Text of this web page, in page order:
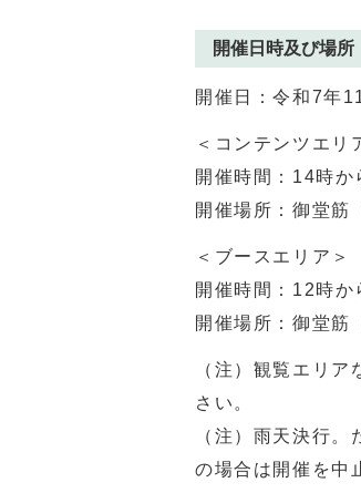
開催日時及び場所
開催日：令和7年
＜コンテンツエリ
開催時間：14時か
開催場所：御堂筋
＜ブースエリア＞
開催時間：12時か
開催場所：御堂筋
（注）観覧エリア
さい。
（注）雨天決行
の場合は開催を中